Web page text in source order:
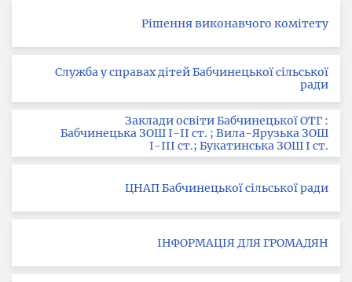
Рішення виконавчого комітету
Служба у справах дітей Бабчинецької сільської
ради
Заклади освіти Бабчинецької ОТГ :
Бабчинецька ЗОШ І-ІІ ст. ; Вила-Ярузька ЗОШ
І-ІІІ ст.; Букатинська ЗОШ І ст.
ЦНАП Бабчинецької сільської ради
ІНФОРМАЦІЯ ДЛЯ ГРОМАДЯН